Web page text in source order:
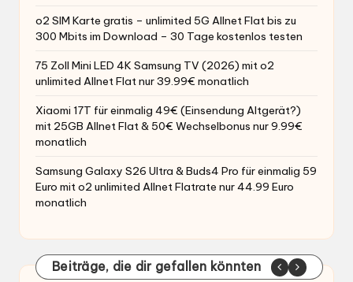
o2 SIM Karte gratis – unlimited 5G Allnet Flat bis zu
300 Mbits im Download – 30 Tage kostenlos testen
75 Zoll Mini LED 4K Samsung TV (2026) mit o2
unlimited Allnet Flat nur 39.99€ monatlich
Xiaomi 17T für einmalig 49€ (Einsendung Altgerät?)
mit 25GB Allnet Flat & 50€ Wechselbonus nur 9.99€
monatlich
Samsung Galaxy S26 Ultra & Buds4 Pro für einmalig 59
Euro mit o2 unlimited Allnet Flatrate nur 44.99 Euro
monatlich
Beiträge, die dir gefallen könnten